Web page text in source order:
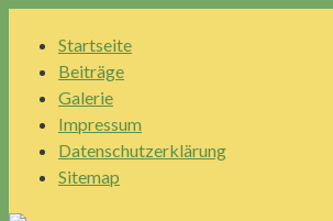
Inhalt
Startseite
Beiträge
Galerie
Impressum
Datenschutzerklärung
Sitemap